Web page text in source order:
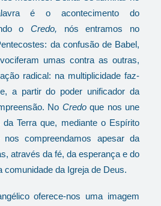
é o acontecimento do
o Credo, nós entramos no
da confusão de Babel,
umas contra as outras,
radical: na multiplicidade faz-
a partir do poder unificador da
No Credo que nos une
Terra que, mediante o Espírito
compreendamos apesar da
através da fé, da esperança e do
comunidade da Igreja de Deus.
oferece-nos uma imagem